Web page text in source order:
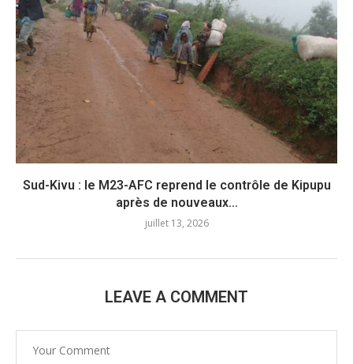
Sud-Kivu : le M23-AFC reprend le contrôle de Kipupu
après de nouveaux...
juillet 13, 2026
LEAVE A COMMENT